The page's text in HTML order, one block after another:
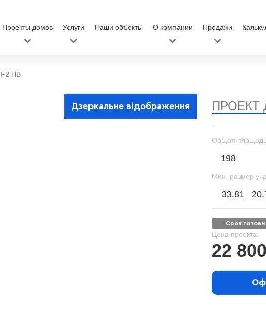
Проекты домов Услуги Наши объекты О компании Продажи
HB
Дзеркальне відображення ПРОЕКТ
Общая
198
Мин. размер
33.81
срок
Цена проекта:
22 800